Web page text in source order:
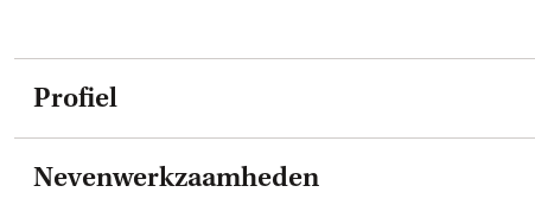
Profiel
Nevenwerkzaamheden